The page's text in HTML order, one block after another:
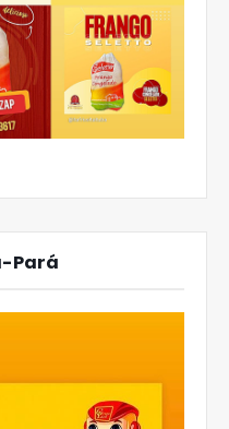
Pará